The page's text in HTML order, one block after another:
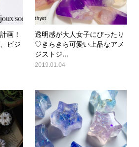
画！
ビジ
透明感が大人女子にぴったり
♡きらきら可愛い上品なアメ
ジストジ...
2019.01.04